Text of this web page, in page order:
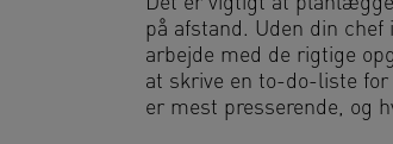
på afstand. Uden din
arbejde med de rigtige
at skrive en to-do-liste
er mest presserende, og